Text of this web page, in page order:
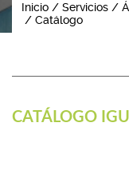
Inicio Servicios
Catálogo
CATÁLOGO